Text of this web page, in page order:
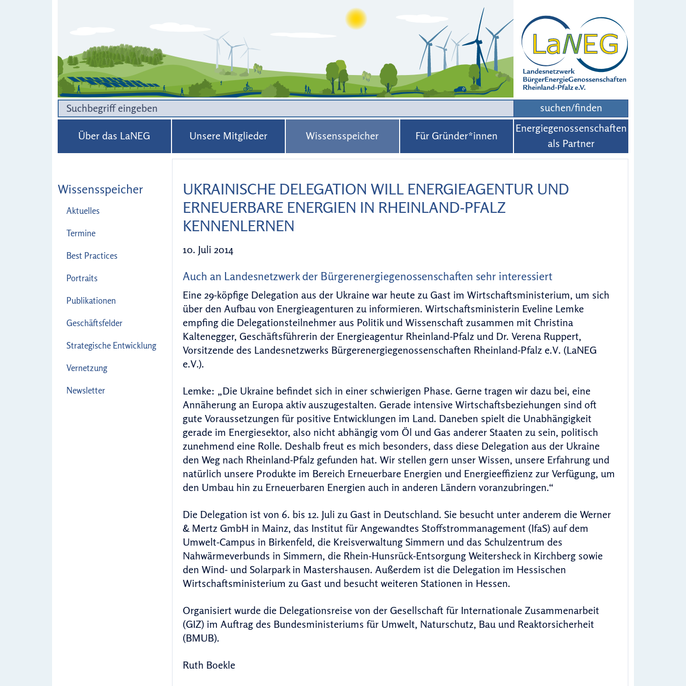
Zur Navigation
Zum Inhalt
suchen/finden
Über das LaNEG Unsere Mitglieder Wissensspeicher Für Gründer*innen
Energiegenossenschaften
als Partner
Wissensspeicher
Aktuelles
Termine
Best Practices
Portraits
Publikationen
Geschäftsfelder
Strategische Entwicklung
Vernetzung
Newsletter
UKRAINISCHE DELEGATION WILL ENERGIEAGENTUR UND
ERNEUERBARE ENERGIEN IN RHEINLAND-PFALZ
KENNENLERNEN
10. Juli 2014
Auch an Landesnetzwerk der Bürgerenergiegenossenschaften sehr interessiert
Eine 29-köpfige Delegation aus der Ukraine war heute zu Gast im Wirtschaftsministerium, um sich
über den Aufbau von Energieagenturen zu informieren. Wirtschaftsministerin Eveline Lemke
empfing die Delegationsteilnehmer aus Politik und Wissenschaft zusammen mit Christina
Kaltenegger, Geschäftsführerin der Energieagentur Rheinland-Pfalz und Dr. Verena Ruppert,
Vorsitzende des Landesnetzwerks Bürgerenergiegenossenschaften Rheinland-Pfalz e.V. (LaNEG
e.V.).
Lemke: „Die Ukraine befindet sich in einer schwierigen Phase. Gerne tragen wir dazu bei, eine
Annäherung an Europa aktiv auszugestalten. Gerade intensive Wirtschaftsbeziehungen sind oft
gute Voraussetzungen für positive Entwicklungen im Land. Daneben spielt die Unabhängigkeit
gerade im Energiesektor, also nicht abhängig vom Öl und Gas anderer Staaten zu sein, politisch
zunehmend eine Rolle. Deshalb freut es mich besonders, dass diese Delegation aus der Ukraine
den Weg nach Rheinland-Pfalz gefunden hat. Wir stellen gern unser Wissen, unsere Erfahrung und
natürlich unsere Produkte im Bereich Erneuerbare Energien und Energieeffizienz zur Verfügung, um
den Umbau hin zu Erneuerbaren Energien auch in anderen Ländern voranzubringen.“
Die Delegation ist von 6. bis 12. Juli zu Gast in Deutschland. Sie besucht unter anderem die Werner
& Mertz GmbH in Mainz, das Institut für Angewandtes Stoffstrommanagement (IfaS) auf dem
Umwelt-Campus in Birkenfeld, die Kreisverwaltung Simmern und das Schulzentrum des
Nahwärmeverbunds in Simmern, die Rhein-Hunsrück-Entsorgung Weitersheck in Kirchberg sowie
den Wind- und Solarpark in Mastershausen. Außerdem ist die Delegation im Hessischen
Wirtschaftsministerium zu Gast und besucht weiteren Stationen in Hessen.
Organisiert wurde die Delegationsreise von der Gesellschaft für Internationale Zusammenarbeit
(GIZ) im Auftrag des Bundesministeriums für Umwelt, Naturschutz, Bau und Reaktorsicherheit
(BMUB).
Ruth Boekle